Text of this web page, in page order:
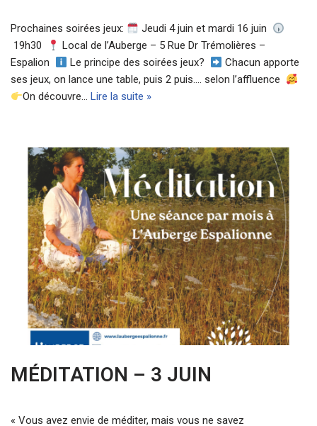
Prochaines soirées jeux:
Jeudi 4 juin et mardi 16 juin
19h30
Local de l’Auberge – 5 Rue Dr Trémolières –
Espalion
Le principe des soirées jeux?
Chacun apporte
ses jeux, on lance une table, puis 2 puis…. selon l’affluence
On découvre… Lire la suite »
MÉDITATION – 3 JUIN
« Vous avez envie de méditer, mais vous ne savez